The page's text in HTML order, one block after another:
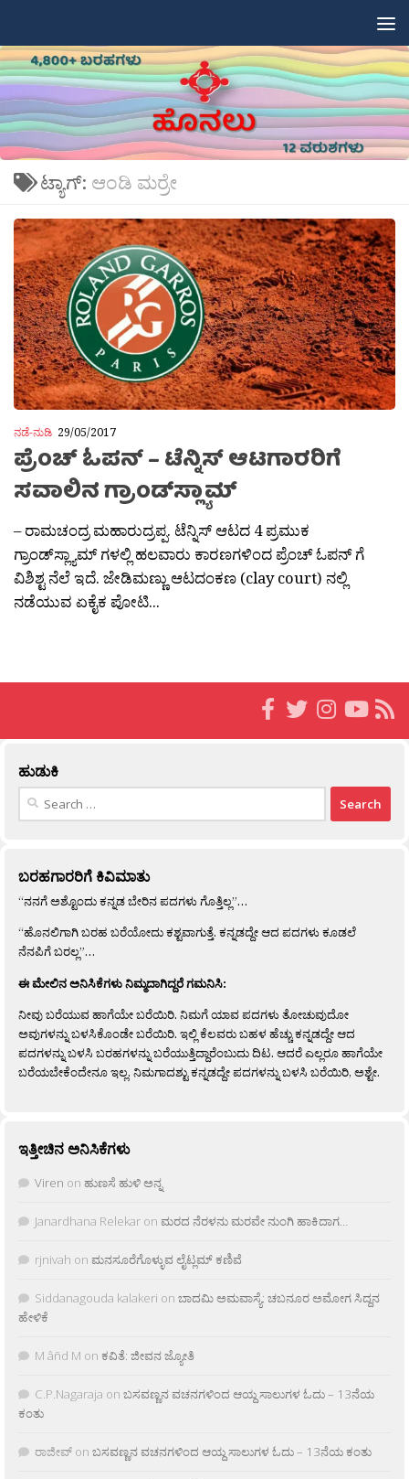
ಟ್ಯಾಗ್: ಆಂಡಿ ಮರ‍್ರೇ
ನಡೆ-ನುಡಿ 29/05/2017
ಪ್ರೆಂಚ್ ಓಪನ್ – ಟೆನ್ನಿಸ್ ಆಟಗಾರರಿಗೆ
ಸವಾಲಿನ ಗ್ರಾಂಡ್‌ಸ್ಲ್ಯಾಮ್
– ರಾಮಚಂದ್ರ ಮಹಾರುದ್ರಪ್ಪ. ಟೆನ್ನಿಸ್ ಆಟದ 4 ಪ್ರಮುಕ
ಗ್ರಾಂಡ್‌ಸ್ಲ್ಯಾಮ್ ಗಳಲ್ಲಿ ಹಲವಾರು ಕಾರಣಗಳಿಂದ ಪ್ರೆಂಚ್ ಓಪನ್ ಗೆ
ವಿಶಿಶ್ಟ ನೆಲೆ ಇದೆ. ಜೇಡಿಮಣ್ಣು ಆಟದಂಕಣ (clay court) ನಲ್ಲಿ
ನಡೆಯುವ ಏಕೈಕ ಪೋಟಿ...
ಹುಡುಕಿ
Search
ಬರಹಗಾರರಿಗೆ ಕಿವಿಮಾತು
“ನನಗೆ ಅಶ್ಟೊಂದು ಕನ್ನಡ ಬೇರಿನ ಪದಗಳು ಗೊತ್ತಿಲ್ಲ”…
“ಹೊನಲಿಗಾಗಿ ಬರಹ ಬರೆಯೋದು ಕಶ್ಟವಾಗುತ್ತೆ. ಕನ್ನಡದ್ದೇ ಆದ ಪದಗಳು ಕೂಡಲೆ
ನೆನಪಿಗೆ ಬರಲ್ಲ”…
ಈ ಮೇಲಿನ ಅನಿಸಿಕೆಗಳು ನಿಮ್ಮದಾಗಿದ್ದರೆ ಗಮನಿಸಿ:
ನೀವು ಬರೆಯುವ ಹಾಗೆಯೇ ಬರೆಯಿರಿ. ನಿಮಗೆ ಯಾವ ಪದಗಳು ತೋಚುವುದೋ
ಅವುಗಳನ್ನು ಬಳಸಿಕೊಂಡೇ ಬರೆಯಿರಿ. ಇಲ್ಲಿ ಕೆಲವರು ಬಹಳ ಹೆಚ್ಚು ಕನ್ನಡದ್ದೇ ಆದ
ಪದಗಳನ್ನು ಬಳಸಿ ಬರಹಗಳನ್ನು ಬರೆಯುತ್ತಿದ್ದಾರೆಂಬುದು ದಿಟ. ಆದರೆ ಎಲ್ಲರೂ ಹಾಗೆಯೇ
ಬರೆಯಬೇಕೆಂದೇನೂ ಇಲ್ಲ. ನಿಮಗಾದಶ್ಟು ಕನ್ನಡದ್ದೇ ಪದಗಳನ್ನು ಬಳಸಿ ಬರೆಯಿರಿ, ಅಶ್ಟೇ.
ಇತ್ತೀಚಿನ ಅನಿಸಿಕೆಗಳು
Viren on ಹುಣಸೆ ಹುಳಿ ಅನ್ನ
Janardhana Relekar on ಮರದ ನೆರಳನು ಮರವೇ ನುಂಗಿ ಹಾಕಿದಾಗ…
rjnivah on ಮನಸೂರೆಗೊಳ್ಳುವ ಲೈಟ್ಲಮ್ ಕಣಿವೆ
Siddanagouda kalakeri on ಬಾದಮಿ ಅಮವಾಸ್ಯೆ: ಚಬನೂರ ಅಮೋಗ ಸಿದ್ದನ
ಹೇಳಿಕೆ
M âñd M on ಕವಿತೆ: ಜೀವನ ಜ್ಯೋತಿ
C.P.Nagaraja on ಬಸವಣ್ಣನ ವಚನಗಳಿಂದ ಆಯ್ದ ಸಾಲುಗಳ ಓದು – 13ನೆಯ
ಕಂತು
ರಾಜೀವ್ on ಬಸವಣ್ಣನ ವಚನಗಳಿಂದ ಆಯ್ದ ಸಾಲುಗಳ ಓದು – 13ನೆಯ ಕಂತು